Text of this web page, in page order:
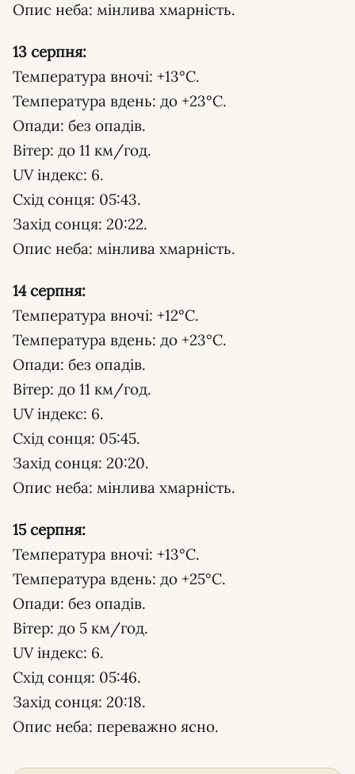
Опис неба: мінлива хмарність.
13 серпня:
Температура вночі: +13°С.
Температура вдень: до +23°С.
Опади: без опадів.
Вітер: до 11 км/год.
UV індекс: 6.
Схід сонця: 05:43.
Захід сонця: 20:22.
Опис неба: мінлива хмарність.
14 серпня:
Температура вночі: +12°С.
Температура вдень: до +23°С.
Опади: без опадів.
Вітер: до 11 км/год.
UV індекс: 6.
Схід сонця: 05:45.
Захід сонця: 20:20.
Опис неба: мінлива хмарність.
15 серпня:
Температура вночі: +13°С.
Температура вдень: до +25°С.
Опади: без опадів.
Вітер: до 5 км/год.
UV індекс: 6.
Схід сонця: 05:46.
Захід сонця: 20:18.
Опис неба: переважно ясно.